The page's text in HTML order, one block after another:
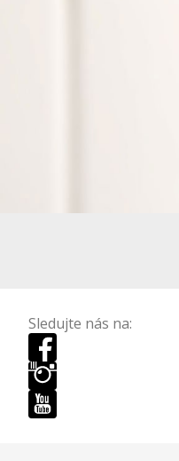
Sledujte nás na: